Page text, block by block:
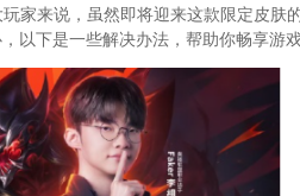
家来说，虽然即将迎来这款限定皮肤
以下是一些解决办法，帮助你畅享游戏